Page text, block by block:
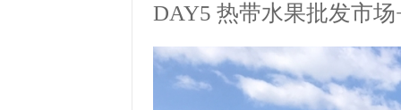
DAY5 热带水果批发市场